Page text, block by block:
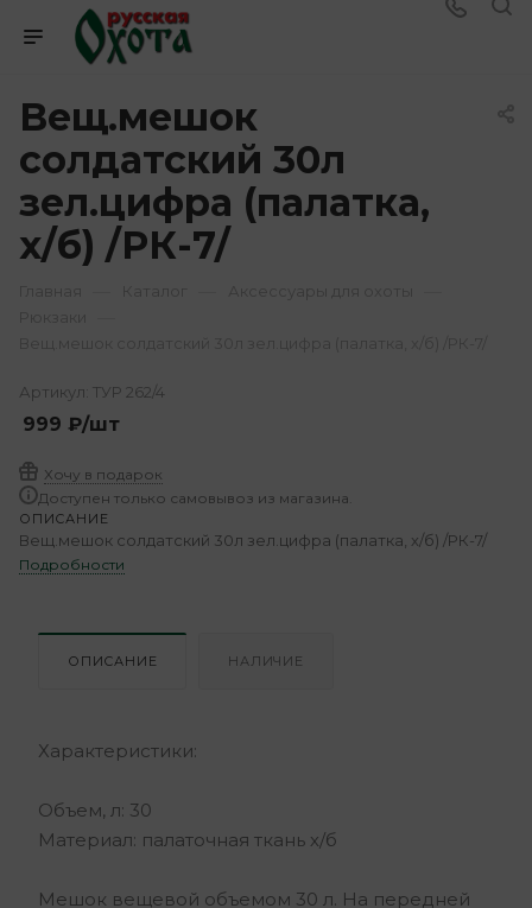
Вещ.мешок
солдатский 30л
зел.цифра (палатка,
х/б) /РК-7/
Артикул: ТУР 262/4
999 ₽/шт
Хочу в подарок
Доступен только самовывоз из магазина.
ОПИСАНИЕ
Вещ.мешок солдатский 30л зел.цифра (палатка, х/б) /РК-7/
Подробности
ОПИСАНИЕ НАЛИЧИЕ
Характеристики:
Объем, л: 30
Материал: палаточная ткань х/б
Мешок вещевой объемом 30 л. На передней